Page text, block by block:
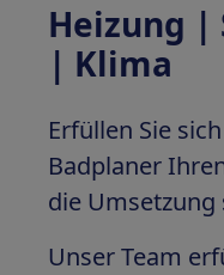
Heizung |
| Klima
Erfüllen Sie
Badplaner
die
Unser Team